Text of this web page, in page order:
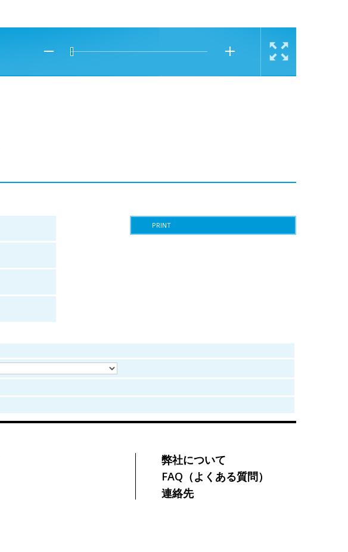
PRINT
弊社について
FAQ（よくある質問）
連絡先